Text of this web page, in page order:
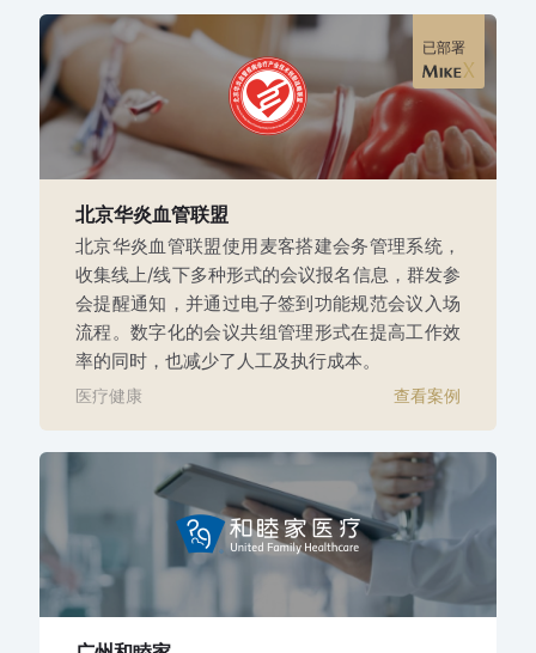
已部署
北京华炎血管联盟
北京华炎血管联盟使用麦客搭建会务管理系统，
收集线上/线下多种形式的会议报名信息，群发参
会提醒通知，并通过电子签到功能规范会议入场
流程。数字化的会议共组管理形式在提高工作效
率的同时，也减少了人工及执行成本。
医疗健康 查看案例